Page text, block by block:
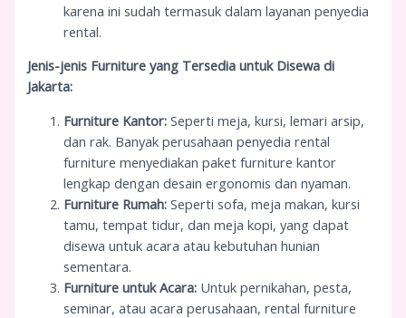
karena ini sudah termasuk dalam layanan penyedia
rental.
Jenis-jenis Furniture yang Tersedia untuk Disewa di
Jakarta:
Furniture Kantor: Seperti meja, kursi, lemari arsip,
dan rak. Banyak perusahaan penyedia rental
furniture menyediakan paket furniture kantor
lengkap dengan desain ergonomis dan nyaman.
Furniture Rumah: Seperti sofa, meja makan, kursi
tamu, tempat tidur, dan meja kopi, yang dapat
disewa untuk acara atau kebutuhan hunian
sementara.
Furniture untuk Acara: Untuk pernikahan, pesta,
seminar, atau acara perusahaan, rental furniture